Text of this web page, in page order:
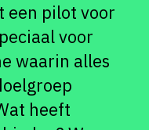
een pilot voor
voor
waarin alles
heeft